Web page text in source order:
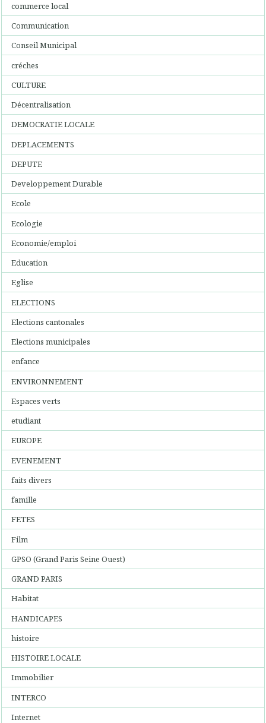
commerce local
Communication
Conseil Municipal
créches
CULTURE
Décentralisation
DEMOCRATIE LOCALE
DEPLACEMENTS
DEPUTE
Developpement Durable
Ecole
Ecologie
Economie/emploi
Education
Eglise
ELECTIONS
Elections cantonales
Elections municipales
enfance
ENVIRONNEMENT
Espaces verts
etudiant
EUROPE
EVENEMENT
faits divers
famille
FETES
Film
GPSO (Grand Paris Seine Ouest)
GRAND PARIS
Habitat
HANDICAPES
histoire
HISTOIRE LOCALE
Immobilier
INTERCO
Internet